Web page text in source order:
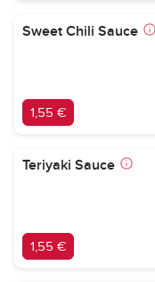
Sweet Chili Sauce
1,55 €
Teriyaki Sauce
1,55 €